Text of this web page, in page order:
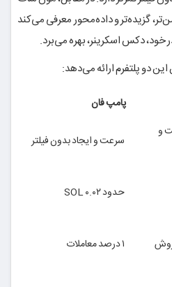
گزیده‌تر و داده‌محور معرفی می‌کند
خود، دکس اسکرینر، بهره می‌برد.
دو پلتفرم ارائه می‌دهد:
پامپ فان
و
سرعت و ایجاد بدون فیلتر
حدود ۰.۰۲ SOL
۱ درصد معاملات